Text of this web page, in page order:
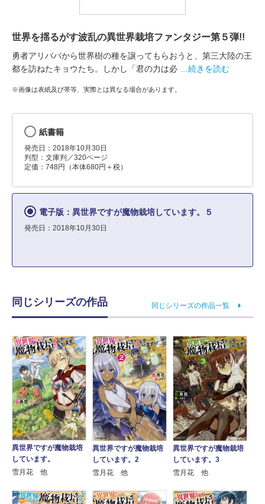
世界を揺るがす波乱の異世界栽培ファンタジー第５弾!!
勇者アリババから世界樹の種を譲ってもらおうと、第三大陸の王
都を訪ねたキョウたち。しかし「君の力は必
…続きを読む
※画像は表紙及び帯等、実際とは異なる場合があります。
紙書籍
発売日：2018年10月30日
判型：文庫判／320ページ
定価：748円（本体680円＋税）
電子版：異世界ですが魔物栽培しています。５
発売日：2018年10月30日
同じシリーズの作品 同じシリーズの作品一覧
異世界ですが魔物栽培
しています。
雪月花 他
異世界ですが魔物栽培
しています。2
雪月花 他
異世界ですが魔物栽培
しています。3
雪月花 他